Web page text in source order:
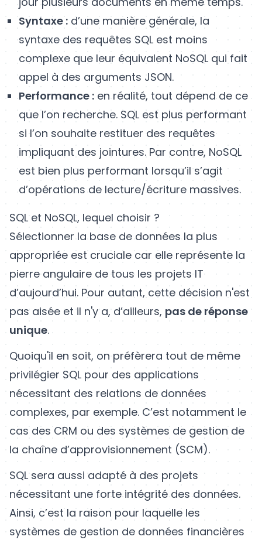
Syntaxe : d’une manière générale, la
syntaxe des requêtes SQL est moins
complexe que leur équivalent NoSQL qui fait
appel à des arguments JSON.
Performance : en réalité, tout dépend de ce
que l’on recherche. SQL est plus performant
si l’on souhaite restituer des requêtes
impliquant des jointures. Par contre, NoSQL
est bien plus performant lorsqu’il s’agit
d’opérations de lecture/écriture massives.
SQL et NoSQL, lequel choisir ?
Sélectionner la base de données la plus
appropriée est cruciale car elle représente la
pierre angulaire de tous les projets IT
d’aujourd’hui. Pour autant, cette décision n'est
pas aisée et il n'y a, d’ailleurs, pas de réponse
unique.
Quoiqu'il en soit, on préfèrera tout de même
privilégier SQL pour des applications
nécessitant des relations de données
complexes, par exemple. C’est notamment le
cas des CRM ou des systèmes de gestion de
la chaîne d’approvisionnement (SCM).
SQL sera aussi adapté à des projets
nécessitant une forte intégrité des données.
Ainsi, c’est la raison pour laquelle les
systèmes de gestion de données financières